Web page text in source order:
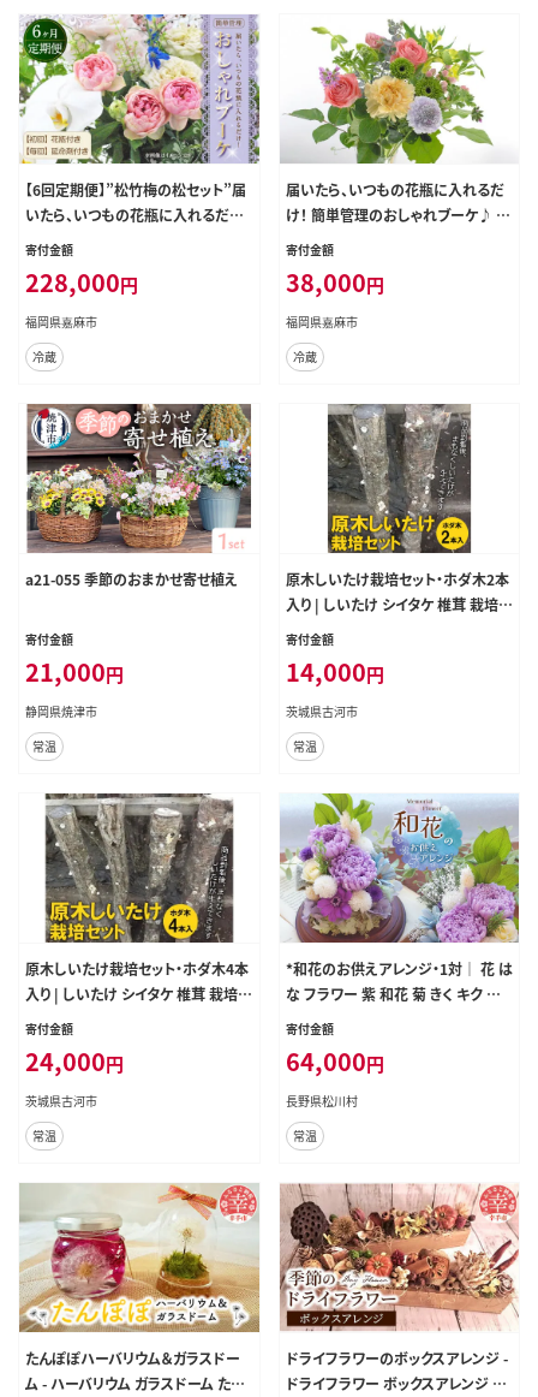
【6回定期便】”松竹梅の松セット”届
いたら、いつもの花瓶に入れるだけ！
簡単管理 の おしゃれ ブーケ ♪初回
花 花束
寄付金額
228,000円
福岡県嘉麻市
冷蔵
届いたら、いつもの花瓶に入れるだ
け！ 簡単管理のおしゃれブーケ♪ 花
瓶付き、延命剤付き！！
寄付金額
38,000円
福岡県嘉麻市
冷蔵
a21-055 季節のおまかせ寄せ植え
寄付金額
21,000円
静岡県焼津市
常温
原木しいたけ栽培セット・ホダ木2本
入り | しいたけ シイタケ 椎茸 栽培キ
ット 木 栽培 実験 観察 夏休み 宿題
便利 手軽 自由研究 _DR04 ※離島
への配送不可
寄付金額
14,000円
茨城県古河市
常温
原木しいたけ栽培セット・ホダ木4本
入り | しいたけ シイタケ 椎茸 栽培キ
ット 木 栽培 実験 観察 夏休み 宿題
便利 手軽 自由研究 _DR05 ※離島
への配送不可
寄付金額
24,000円
茨城県古河市
常温
*和花のお供えアレンジ・1対｜ 花 は
な フラワー 紫 和花 菊 きく キク む
らさき ムラサキ 長野県 松川村 アレ
ンテリア 雑貨
寄付金額
64,000円
長野県松川村
常温
たんぽぽハーバリウム＆ガラスドー
ム - ハーバリウム ガラスドーム たん
ドライフラワーのボックスアレンジ -
ドライフラワー ボックスアレンジ バ